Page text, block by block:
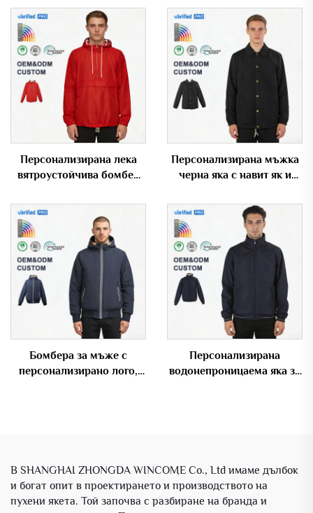
Персонализирана лека
вятроустойчива бомбер
Персонализирана мъжка
черна яка с навит як и
Бомбера за мъже с
персонализирано лого,
Персонализирана
водонепроницаема яка за
В SHANGHAI ZHONGDA WINCOME Co., Ltd имаме дълбок
и богат опит в проектирането и производството на
пухени якета. Той започва с разбиране на бранда и